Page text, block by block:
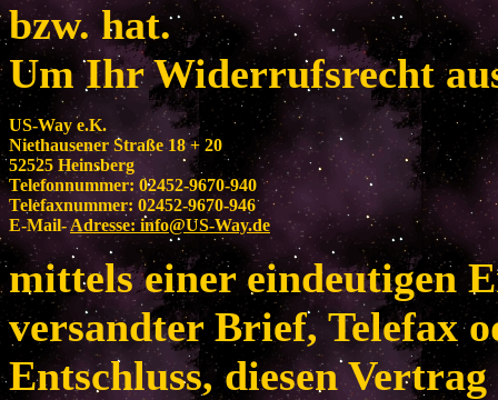
bzw. hat.
Um Ihr Widerrufsrecht
US-Way e.K.
Niethausener Straße 18 + 20
52525 Heinsberg
Telefonnummer: 02452-9670-940
Telefaxnummer: 02452-9670-946
E-Mail-Adresse:info@US-Way.de
mittels einer eindeutigen
versandter Brief, Telefax
Entschluss, diesen